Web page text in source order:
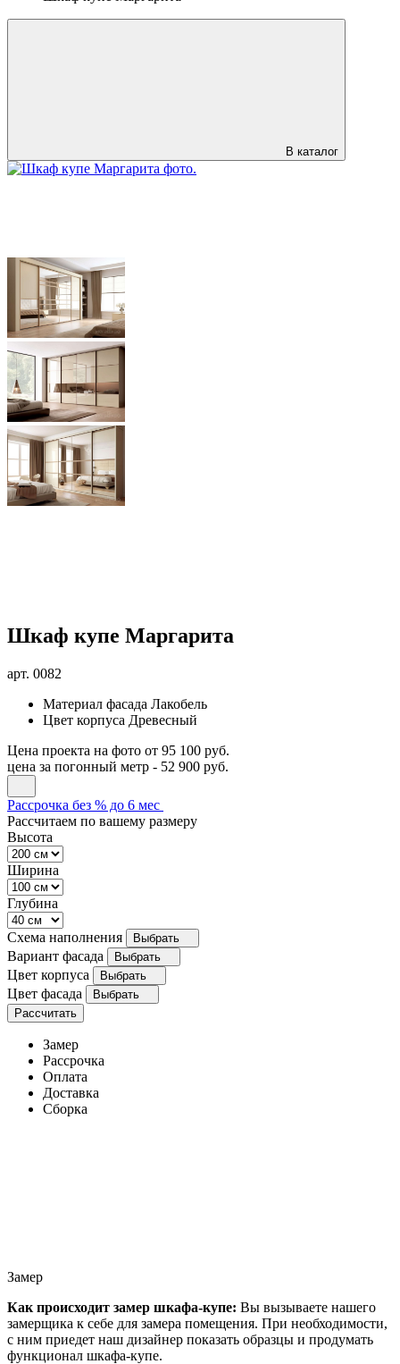
В каталог
Шкаф купе Маргарита
арт. 0082
Материал фасада Лакобель
Цвет корпуса Древесный
Цена проекта на фото от 95 100 руб.
цена за погонный метр - 52 900 руб.
Рассрочка без % до 6 мес
Рассчитаем по вашему размеру
Высота
Ширина
Глубина
Схема наполнения Выбрать
Вариант фасада Выбрать
Цвет корпуса Выбрать
Цвет фасада
Выбрать
Рассчитать
Замер
Рассрочка
Оплата
Доставка
Сборка
Замер
Как происходит замер шкафа-купе: Вы вызываете нашего
замерщика к себе для замера помещения. При необходимости,
с ним приедет наш дизайнер показать образцы и продумать
функционал шкафа-купе.